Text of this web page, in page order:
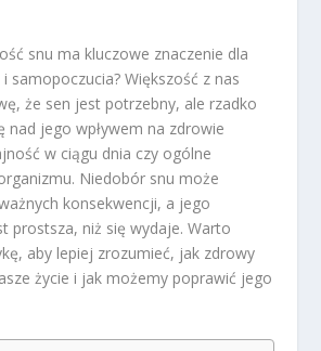
snu ma kluczowe znaczenie dla
samopoczucia? Większość z nas
że sen jest potrzebny, ale rzadko
nad jego wpływem na zdrowie
w ciągu dnia czy ogólne
Niedobór snu może
konsekwencji, a jego
prostsza, niż się wydaje. Warto
aby lepiej zrozumieć, jak zdrowy
życie i jak możemy poprawić jego